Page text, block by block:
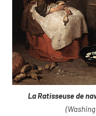
La Ratisseuse de